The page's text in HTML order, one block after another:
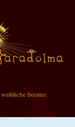
weibliche Berater